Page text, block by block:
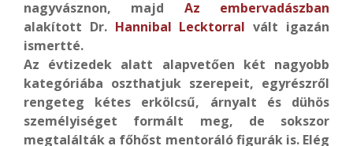
nagyvásznon, majd Az embervadászban
alakított Dr. Hannibal Lecktorralvált igazán
ismertté.
Az évtizedek alatt alapvetően két nagyobb
kategóriába oszthatjuk szerepeit, egyrészről
rengeteg kétes erkölcsű, árnyalt és dühös
személyiséget formált meg, de sokszor
megtalálták a főhőst mentoráló figurák is. Elég